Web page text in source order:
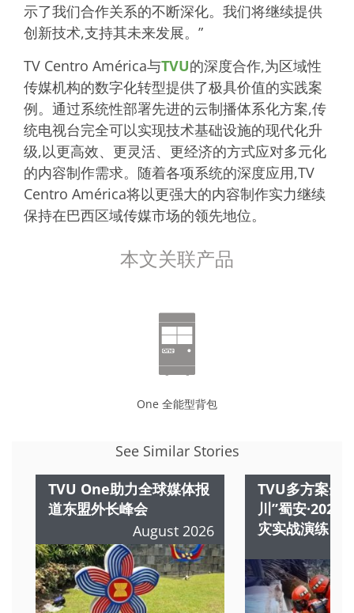
示了我们合作关系的不断深化。我们将继续提供
创新技术,支持其未来发展。”
TV Centro América与TVU的深度合作,为区域性
传媒机构的数字化转型提供了极具价值的实践案
例。通过系统性部署先进的云制播体系化方案,传
统电视台完全可以实现技术基础设施的现代化升
级,以更高效、更灵活、更经济的方式应对多元化
的内容制作需求。随着各项系统的深度应用,TV
Centro América将以更强大的内容制作实力继续
保持在巴西区域传媒市场的领先地位。
本文关联产品
One 全能型背包
See Similar Stories
TVU One助力全球媒体报
道东盟外长峰会
August 2026
TVU多方案全
川”蜀安
灾实战演练